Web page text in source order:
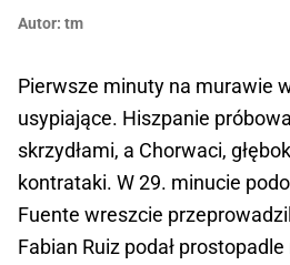
Autor: tm
Pierwsze minuty na murawie
usypiające. Hiszpanie
skrzydłami, a Chorwaci,
kontrataki. W 29. minucie
Fuente wreszcie
Fabian Ruiz podał